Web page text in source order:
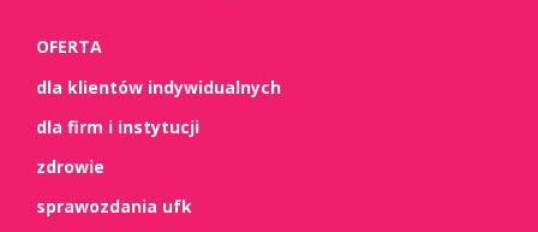
OFERTA
dla klientów indywidualnych
dla firm i instytucji
zdrowie
sprawozdania ufk